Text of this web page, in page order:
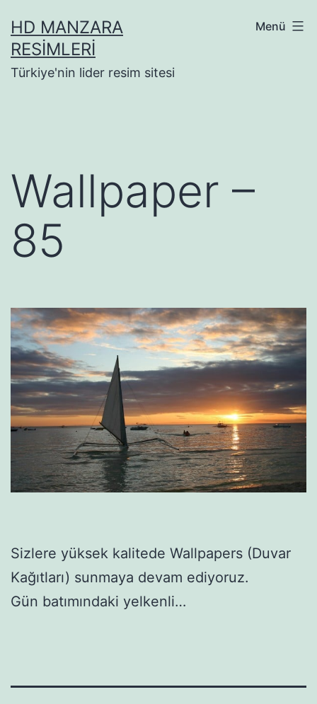
geçHD MANZARA
RESIMLERI
Türkiye'nin lider resim sitesi
Menü
Wallpaper –
85
Sizlere yüksek kalitede Wallpapers (Duvar
Kağıtları) sunmaya devam ediyoruz.
Gün batımındaki yelkenli…